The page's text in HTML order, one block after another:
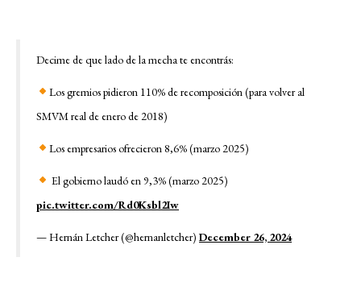
Decime de que lado de la mecha te encontrás:
Los gremios pidieron 110% de recomposición (para volver al
SMVM real de enero de 2018)
Los empresarios ofrecieron 8,6% (marzo 2025)
El gobierno laudó en 9,3% (marzo 2025)
pic.twitter.com/Rd0Ksbl2Iw
— Hernán Letcher (@hernanletcher) December 26, 2024